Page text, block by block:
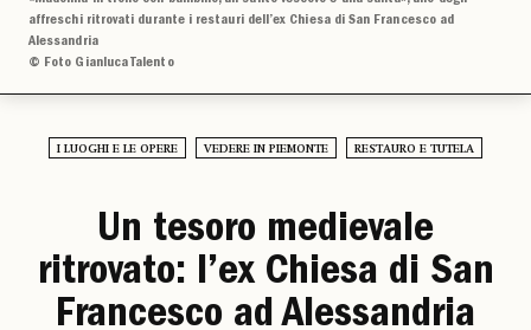
affreschi ritrovati durante i restauri dell’ex Chiesa di San Francesco ad
Alessandria
© Foto Gianluca Talento
I LUOGHI E LE OPERE VEDERE IN PIEMONTE RESTAURO E TUTELA
Un tesoro medievale
ritrovato: l’ex Chiesa di San
Francesco ad Alessandria